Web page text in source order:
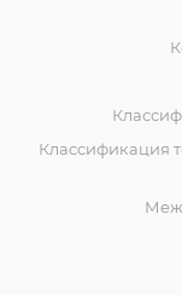
Классификация